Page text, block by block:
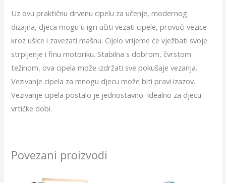
Uz ovu praktičnu drvenu cipelu za učenje, modernog
dizajna, djeca mogu u igri učiti vezati cipele, provući vezice
kroz ušice i zavezati mašnu. Cijelo vrijeme će vježbati svoje
strpljenje i finu motoriku. Stabilna s dobrom, čvrstom
težinom, ova cipela može izdržati sve pokušaje vezanja.
Vezivanje cipela za mnogu djecu može biti pravi izazov.
Vezivanje cipela postalo je jednostavno. Idealno za djecu
vrtićke dobi.
Povezani proizvodi